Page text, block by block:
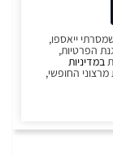
ייאספו,
הפרטיות,
במדיניות
החופשי,